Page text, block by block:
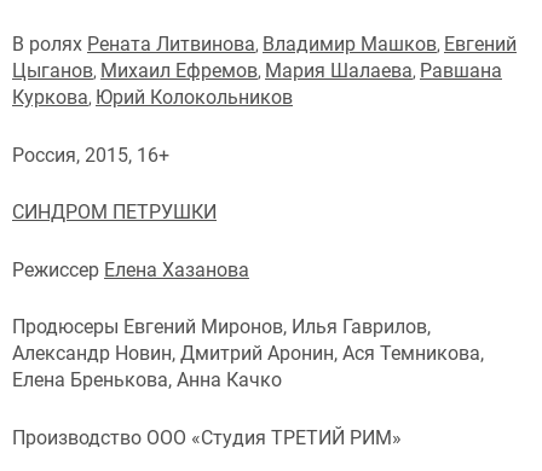
В ролях Рената Литвинова, Владимир Машков, Евгений
Цыганов, Михаил Ефремов, Мария Шалаева, Равшана
Куркова, Юрий Колокольников
Россия, 2015, 16+
СИНДРОМ ПЕТРУШКИ
Режиссер Елена Хазанова
Продюсеры Евгений Миронов, Илья Гаврилов,
Александр Новин, Дмитрий Аронин, Ася Темникова,
Елена Бренькова, Анна Качко
Производство ООО «Студия ТРЕТИЙ РИМ»